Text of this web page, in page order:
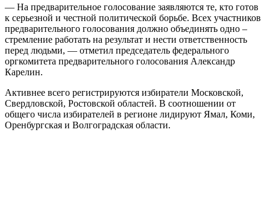
— На предварительное голосование заявляются те, кто готов
к серьезной и честной политической борьбе. Всех участников
предварительного голосования должно объединять одно –
стремление работать на результат и нести ответственность
перед людьми, — отметил председатель федерального
оргкомитета предварительного голосования Александр
Карелин.
Активнее всего регистрируются избиратели Московской,
Свердловской, Ростовской областей. В соотношении от
общего числа избирателей в регионе лидируют Ямал, Коми,
Оренбургская и Волгоградская области.